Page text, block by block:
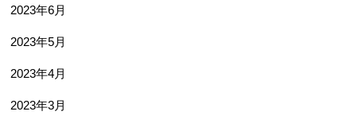
2023年6月
2023年5月
2023年4月
2023年3月